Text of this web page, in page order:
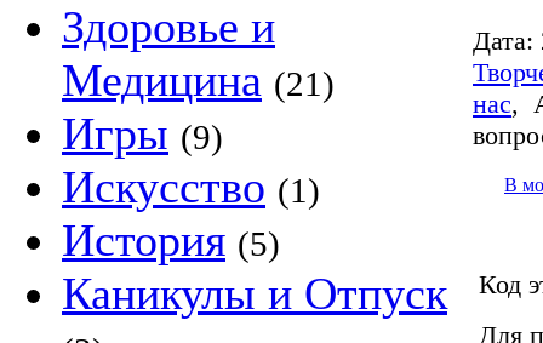
Здоровье и
Медицина (21)
Игры (9)
Искусство (1)
История (5)
Каникулы и Отпуск
Дата:
нас,
В
Код
Для